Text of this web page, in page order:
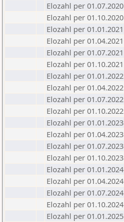
Elozahl per 01.07.2020
Elozahl per 01.10.2020
Elozahl per 01.01.2021
Elozahl per 01.04.2021
Elozahl per 01.07.2021
Elozahl per 01.10.2021
Elozahl per 01.01.2022
Elozahl per 01.04.2022
Elozahl per 01.07.2022
Elozahl per 01.10.2022
Elozahl per 01.01.2023
Elozahl per 01.04.2023
Elozahl per 01.07.2023
Elozahl per 01.10.2023
Elozahl per 01.01.2024
Elozahl per 01.04.2024
Elozahl per 01.07.2024
Elozahl per 01.10.2024
Elozahl per 01.01.2025